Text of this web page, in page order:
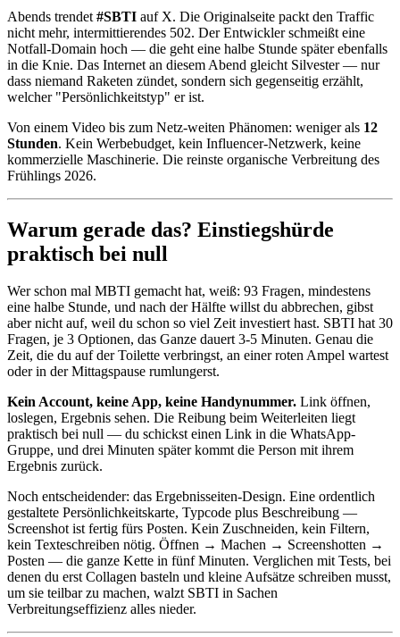
Abends trendet #SBTI auf X. Die Originalseite packt den Traffic
nicht mehr, intermittierendes 502. Der Entwickler schmeißt eine
Notfall-Domain hoch — die geht eine halbe Stunde später ebenfalls
in die Knie. Das Internet an diesem Abend gleicht Silvester — nur
dass niemand Raketen zündet, sondern sich gegenseitig erzählt,
welcher "Persönlichkeitstyp" er ist.
Von einem Video bis zum Netz-weiten Phänomen: weniger als 12
Stunden. Kein Werbebudget, kein Influencer-Netzwerk, keine
kommerzielle Maschinerie. Die reinste organische Verbreitung des
Frühlings 2026.
Warum gerade das? Einstiegshürde
praktisch bei null
Wer schon mal MBTI gemacht hat, weiß: 93 Fragen, mindestens
eine halbe Stunde, und nach der Hälfte willst du abbrechen, gibst
aber nicht auf, weil du schon so viel Zeit investiert hast. SBTI hat 30
Fragen, je 3 Optionen, das Ganze dauert 3-5 Minuten. Genau die
Zeit, die du auf der Toilette verbringst, an einer roten Ampel wartest
oder in der Mittagspause rumlungerst.
Kein Account, keine App, keine Handynummer. Link öffnen,
loslegen, Ergebnis sehen. Die Reibung beim Weiterleiten liegt
praktisch bei null — du schickst einen Link in die WhatsApp-
Gruppe, und drei Minuten später kommt die Person mit ihrem
Ergebnis zurück.
Noch entscheidender: das Ergebnisseiten-Design. Eine ordentlich
gestaltete Persönlichkeitskarte, Typcode plus Beschreibung —
Screenshot ist fertig fürs Posten. Kein Zuschneiden, kein Filtern,
kein Texteschreiben nötig. Öffnen → Machen → Screenshotten →
Posten — die ganze Kette in fünf Minuten. Verglichen mit Tests, bei
denen du erst Collagen basteln und kleine Aufsätze schreiben musst,
um sie teilbar zu machen, walzt SBTI in Sachen
Verbreitungseffizienz alles nieder.